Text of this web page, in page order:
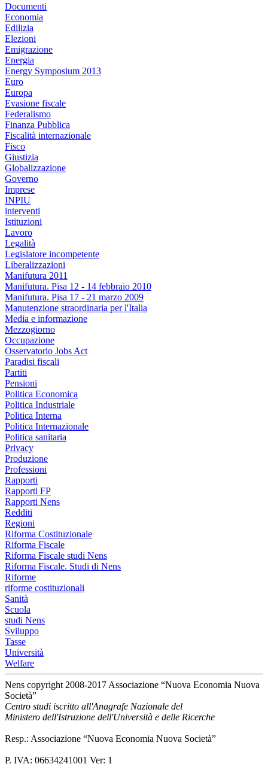
Documenti
Economia
Edilizia
Elezioni
Emigrazione
Energia
Energy Symposium 2013
Euro
Europa
Evasione fiscale
Federalismo
Finanza Pubblica
Fiscalità internazionale
Fisco
Giustizia
Globalizzazione
Governo
Imprese
INPIU
interventi
Istituzioni
Lavoro
Legalità
Legislatore incompetente
Liberalizzazioni
Manifutura 2011
Manifutura. Pisa 12 - 14 febbraio 2010
Manifutura. Pisa 17 - 21 marzo 2009
Manutenzione straordinaria per l'Italia
Media e informazione
Mezzogiorno
Occupazione
Osservatorio Jobs Act
Paradisi fiscali
Partiti
Pensioni
Politica Economica
Politica Industriale
Politica Interna
Politica Internazionale
Politica sanitaria
Privacy
Produzione
Professioni
Rapporti
Rapporti FP
Rapporti Nens
Redditi
Regioni
Riforma Costituzionale
Riforma Fiscale
Riforma Fiscale studi Nens
Riforma Fiscale. Studi di Nens
Riforme
riforme costituzionali
Sanità
Scuola
studi Nens
Sviluppo
Tasse
Università
Welfare
Nens copyright 2008-2017 Associazione “Nuova Economia Nuova
Società”
Centro studi iscritto all'Anagrafe Nazionale del
Ministero dell'Istruzione dell'Università e delle Ricerche
Resp.: Associazione “Nuova Economia Nuova Società”
P. IVA: 06634241001 Ver: 1